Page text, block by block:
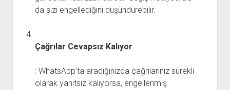
da sizi engellediğini düşündürebilir.
Çağrılar Cevapsız Kalıyor
: WhatsApp’ta aradığınızda çağrılarınız sürekli
olarak yanıtsız kalıyorsa, engellenmiş